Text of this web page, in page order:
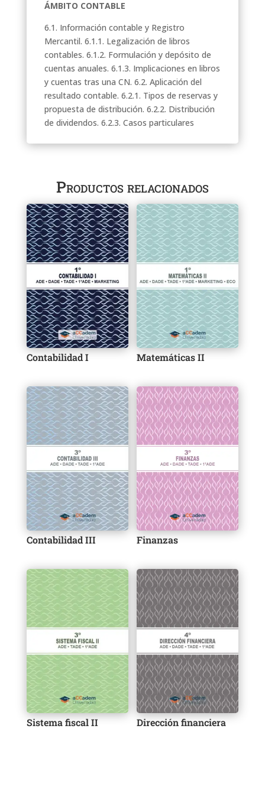
ÁMBITO CONTABLE
6.1. Información contable y Registro
Mercantil. 6.1.1. Legalización de libros
contables. 6.1.2. Formulación y depósito de
cuentas anuales. 6.1.3. Implicaciones en libros
y cuentas tras una CN. 6.2. Aplicación del
resultado contable. 6.2.1. Tipos de reservas y
propuesta de distribución. 6.2.2. Distribución
de dividendos. 6.2.3. Casos particulares
Productos relacionados
Contabilidad I Matemáticas II
Contabilidad III Finanzas
Sistema fiscal II Dirección financiera